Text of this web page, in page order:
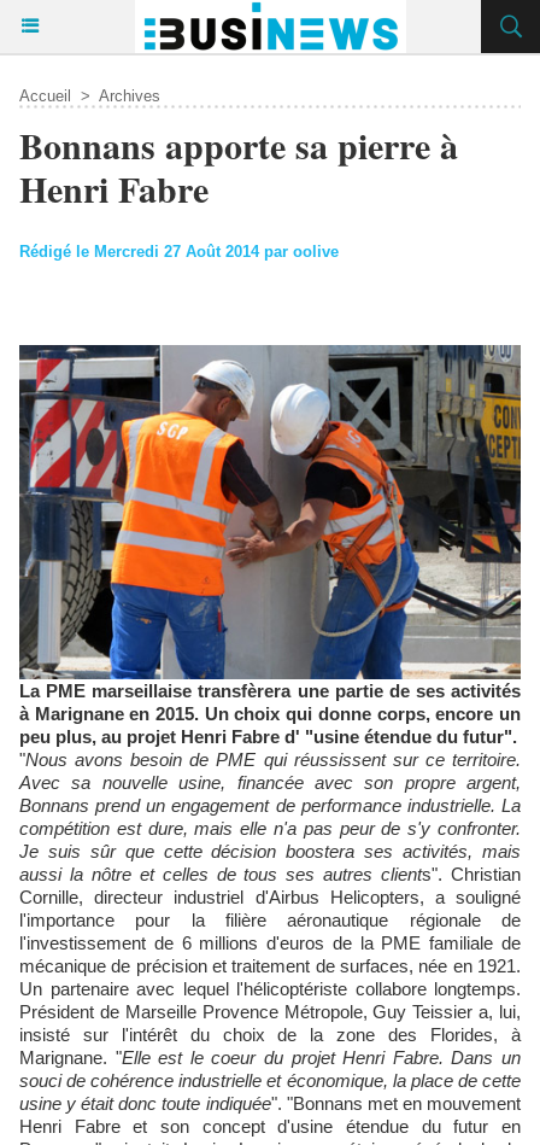
Accueil > Archives
Bonnans apporte sa pierre à
Henri Fabre
Rédigé le Mercredi 27 Août 2014 par oolive
La PME marseillaise transfèrera une partie de ses activités
à Marignane en 2015. Un choix qui donne corps, encore un
peu plus, au projet Henri Fabre d' "usine étendue du futur".
"Nous avons besoin de PME qui réussissent sur ce territoire.
Avec sa nouvelle usine, financée avec son propre argent,
Bonnans prend un engagement de performance industrielle. La
compétition est dure, mais elle n'a pas peur de s'y confronter.
Je suis sûr que cette décision boostera ses activités, mais
aussi la nôtre et celles de tous ses autres clients". Christian
Cornille, directeur industriel d'Airbus Helicopters, a souligné
l'importance pour la filière aéronautique régionale de
l'investissement de 6 millions d'euros de la PME familiale de
mécanique de précision et traitement de surfaces, née en 1921.
Un partenaire avec lequel l'hélicoptériste collabore longtemps.
Président de Marseille Provence Métropole, Guy Teissier a, lui,
insisté sur l'intérêt du choix de la zone des Florides, à
Marignane. "Elle est le coeur du projet Henri Fabre. Dans un
souci de cohérence industrielle et économique, la place de cette
usine y était donc toute indiquée". "Bonnans met en mouvement
Henri Fabre et son concept d'usine étendue du futur en